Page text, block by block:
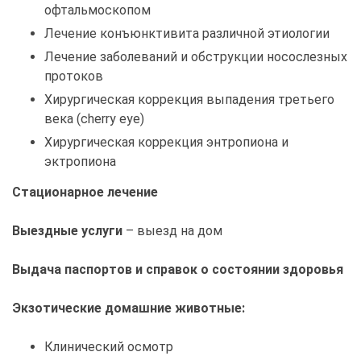
офтальмоскопом
Лечение конъюнктивита различной этиологии
Лечение заболеваний и обструкции носослезных
протоков
Хирургическая коррекция выпадения третьего
века (cherry eye)
Хирургическая коррекция энтропиона и
эктропиона
Стационарное лечение
Выездные услуги – выезд на дом
Выдача паспортов и справок о состоянии здоровья
Экзотические домашние животные:
Клинический осмотр